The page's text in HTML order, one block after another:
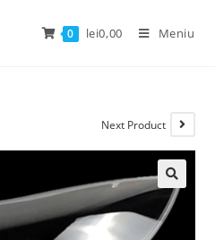
0 lei0,00 Meniu
Next Product
🔍